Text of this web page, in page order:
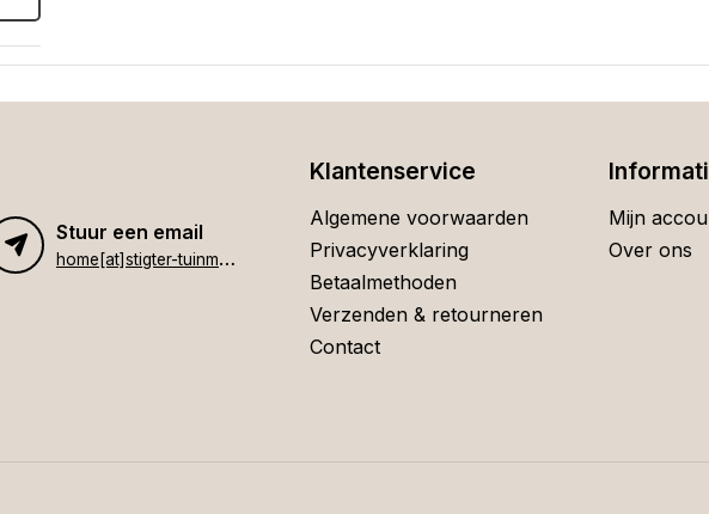
Stuur een email
h
ome[at]stigter-tuinmeubelen.nl
Klantenservice
Algemene voorwaarden
Privacyverklaring
Betaalmethoden
Verzenden & retourneren
Contact
Mijn
Over ons